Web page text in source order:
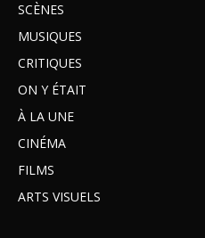
SCÈNES
MUSIQUES
CRITIQUES
ON Y ÉTAIT
À LA UNE
CINÉMA
FILMS
ARTS VISUELS